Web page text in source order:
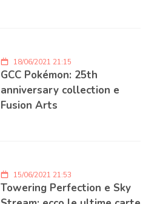
18/06/2021 21:15
GCC Pokémon: 25th
anniversary collection e
Fusion Arts
15/06/2021 21:53
Towering Perfection e Sky